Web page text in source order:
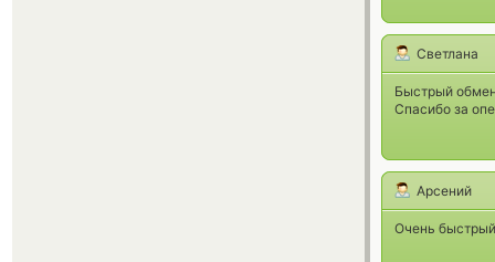
Светлана
Быстрый
Спасибо за
Арсений
Очень